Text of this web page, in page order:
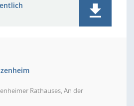
Rathauses, An der